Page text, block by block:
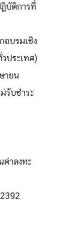
บัติการที่
อบรมเชิง
ประเทศ)
ายน
รับชำระ
ค่าลงทะ